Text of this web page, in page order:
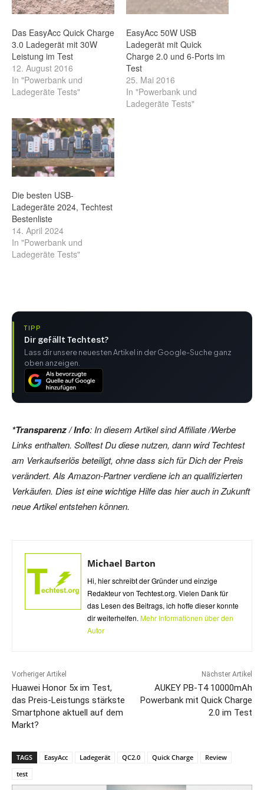
Das EasyAcc Quick Charge
3.0 Ladegerät mit 30W
Leistung im Test
12. August 2016
In "Powerbank und
Ladegeräte Tests"
EasyAcc 50W USB
Ladegerät mit Quick
Charge 2.0 und 6-Ports im
Test
25. Mai 2016
In "Powerbank und
Ladegeräte Tests"
Die besten USB-
Ladegeräte 2024, Techtest
Bestenliste
14. April 2024
In "Powerbank und
Ladegeräte Tests"
TIPP
Dir gefällt Techtest?
Lass dir unsere neuesten Artikel in der Google-Suche ganz
oben anzeigen.
*Transparenz / Info: In diesem Artikel sind Affiliate /Werbe
Links enthalten. Solltest Du diese nutzen, dann wird Techtest
am Verkaufserlös beteiligt, ohne dass sich für Dich der Preis
verändert. Als Amazon-Partner verdiene ich an qualifizierten
Verkäufen. Dies ist eine wichtige Hilfe das hier auch in Zukunft
neue Artikel entstehen können.
Michael Barton
Hi, hier schreibt der Gründer und einzige
Redakteur von Techtest.org. Vielen Dank für
das Lesen des Beitrags, ich hoffe dieser konnte
dir weiterhelfen. Mehr Informationen über den
Autor
Vorheriger Artikel
Huawei Honor 5x im Test,
das Preis-Leistungs stärkste
Smartphone aktuell auf dem
Markt?
Nächster Artikel
AUKEY PB-T4 10000mAh
Powerbank mit Quick Charge
2.0 im Test
TAGS EasyAcc Ladegerät QC2.0 Quick Charge
Review
test